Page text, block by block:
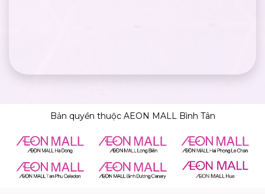
Bản quyền thuộc AEON MALL Bình Tân